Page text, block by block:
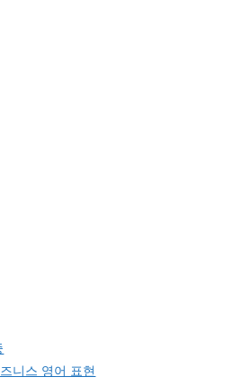
니스 영어 표현